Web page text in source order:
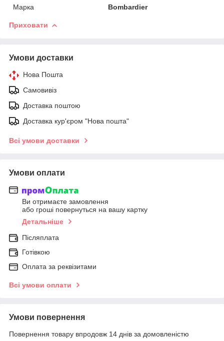
Марка
Bombardier
Приховати
Умови доставки
Нова Пошта
Самовивіз
Доставка поштою
Доставка кур'єром "Нова пошта"
Всі умови доставки
Умови оплати
Ви отримаєте замовлення
або гроші повернуться на вашу картку
Детальніше
Післяплата
Готівкою
Оплата за реквізитами
Всі умови оплати
Умови повернення
Повернення товару впродовж 14 днів за домовленістю